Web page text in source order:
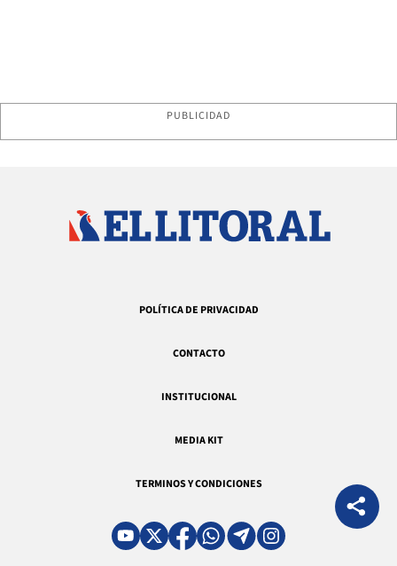
PUBLICIDAD
POLÍTICA DE PRIVACIDAD
CONTACTO
INSTITUCIONAL
MEDIA KIT
TERMINOS Y CONDICIONES